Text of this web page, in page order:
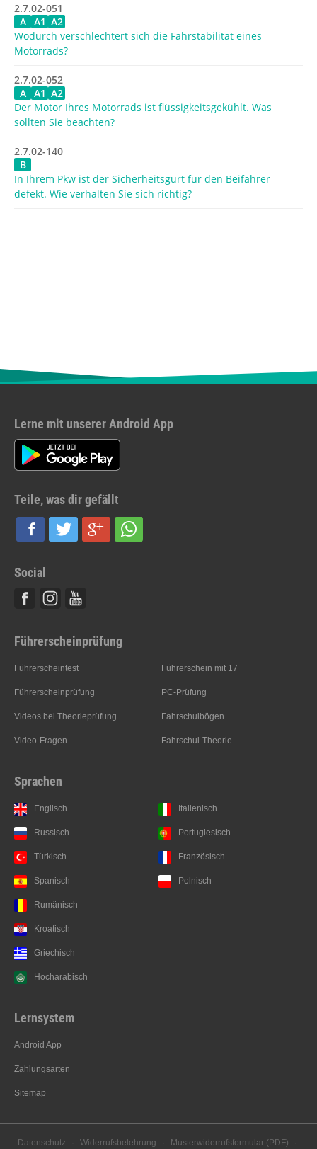
2.7.02-051
A
A1 A2
Wodurch verschlechtert sich die Fahrstabilität eines
Motorrads?
2.7.02-052
A
A1 A2
Der Motor Ihres Motorrads ist flüssigkeitsgekühlt. Was
sollten Sie beachten?
2.7.02-140
B
In Ihrem Pkw ist der Sicherheitsgurt für den Beifahrer
defekt. Wie verhalten Sie sich richtig?
Lerne mit unserer Android App
Teile, was dir gefällt
Social
Führerscheinprüfung
Führerscheintest
Führerscheinprüfung
Videos bei Theorieprüfung
Video-Fragen
Führerschein mit 17
PC-Prüfung
Fahrschulbögen
Fahrschul-Theorie
Sprachen
Englisch
Russisch
Türkisch
Spanisch
Italienisch
Portugiesisch
Französisch
Polnisch
Rumänisch
Kroatisch
Griechisch
Hocharabisch
Lernsystem
Android App
Zahlungsarten
Sitemap
Datenschutz · Widerrufsbelehrung · Musterwiderrufsformular (PDF) ·